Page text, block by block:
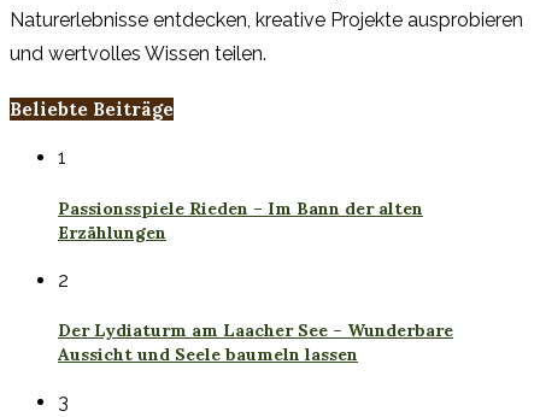
Naturerlebnisse entdecken, kreative Projekte ausprobieren
und wertvolles Wissen teilen.
Beliebte Beiträge
1
Passionsspiele Rieden – Im Bann der alten
Erzählungen
2
Der Lydiaturm am Laacher See – Wunderbare
Aussicht und Seele baumeln lassen
3